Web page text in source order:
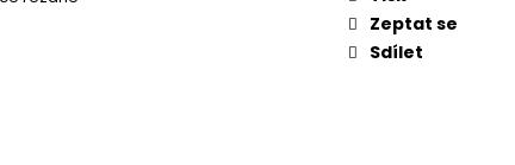
Zeptat se
Sdílet
VĚČNÁ RŮŽE